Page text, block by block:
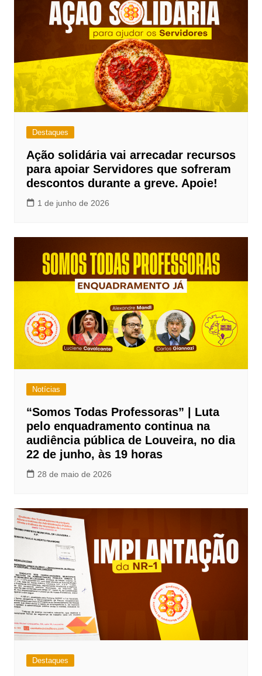
Destaques
Ação solidária vai arrecadar recursos
para apoiar Servidores que sofreram
descontos durante a greve. Apoie!
1 de junho de 2026
Notícias
“Somos Todas Professoras” | Luta
pelo enquadramento continua na
audiência pública de Louveira, no dia
22 de junho, às 19 horas
28 de maio de 2026
Destaques